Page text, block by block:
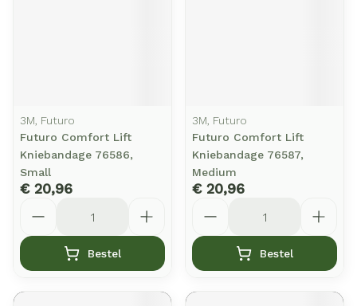
3M, Futuro
Futuro Comfort Lift
Kniebandage 76586,
Small
€ 20,96
Bestel
3M, Futuro
Futuro Comfort Lift
Kniebandage 76587,
Medium
€ 20,96
Bestel